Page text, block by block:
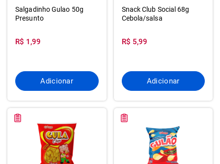
Salgadinho Gulao 50g
Presunto
R$ 1,99
Adicionar
Snack Club Social 68g
Cebola/salsa
R$ 5,99
Adicionar